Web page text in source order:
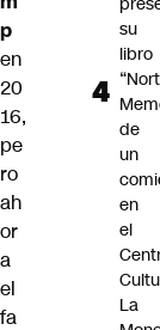
p
en
20
16,
pe
ro
ah
or
a
el
fa
su
libro
de
un
en
el
La